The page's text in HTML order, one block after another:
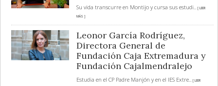
Su vida transcurre en Montijo y cursa sus estudi... [ LEER
MÁS ]
Leonor García Rodríguez,
Directora General de
Fundación Caja Extremadura y
Fundación Cajalmendralejo
Estudia en el CP Padre Manjón y en el IES Extre... [ LEER